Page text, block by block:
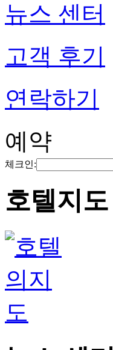
뉴스 센터
고객 후기
연락하기
예약
체크인:
호텔지도